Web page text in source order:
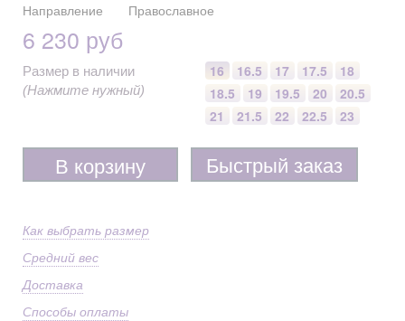
Направление
Православное
6 230 руб
Размер в наличии
(Нажмите нужный)
16 16.5 17 17.5
18
18.5
19 19.5 20
20.5
21
21.5 22 22.5 23
В корзину Быстрый заказ
Как выбрать размер
Средний вес
Доставка
Способы оплаты